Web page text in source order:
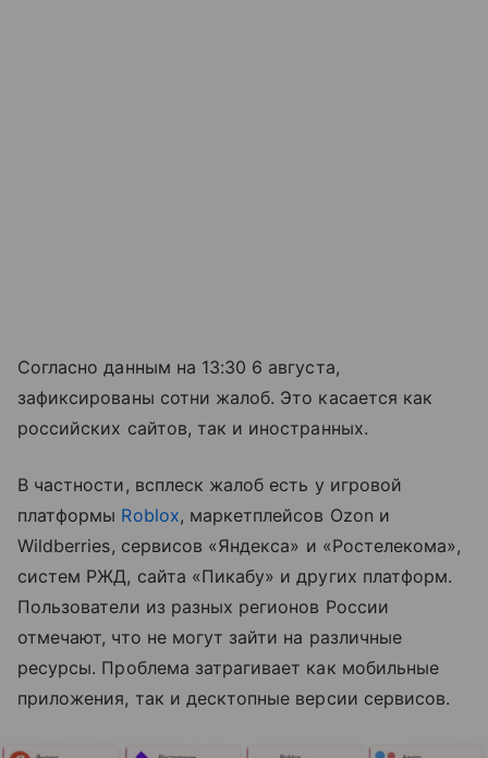
Согласно данным на 13:30 6 августа,
зафиксированы сотни жалоб. Это касается как
российских сайтов, так и иностранных.
В частности, всплеск жалоб есть у игровой
платформы Roblox, маркетплейсов Ozon и
Wildberries, сервисов «Яндекса» и «Ростелекома»,
систем РЖД, сайта «Пикабу» и других платформ.
Пользователи из разных регионов России
отмечают, что не могут зайти на различные
ресурсы. Проблема затрагивает как мобильные
приложения, так и десктопные версии сервисов.